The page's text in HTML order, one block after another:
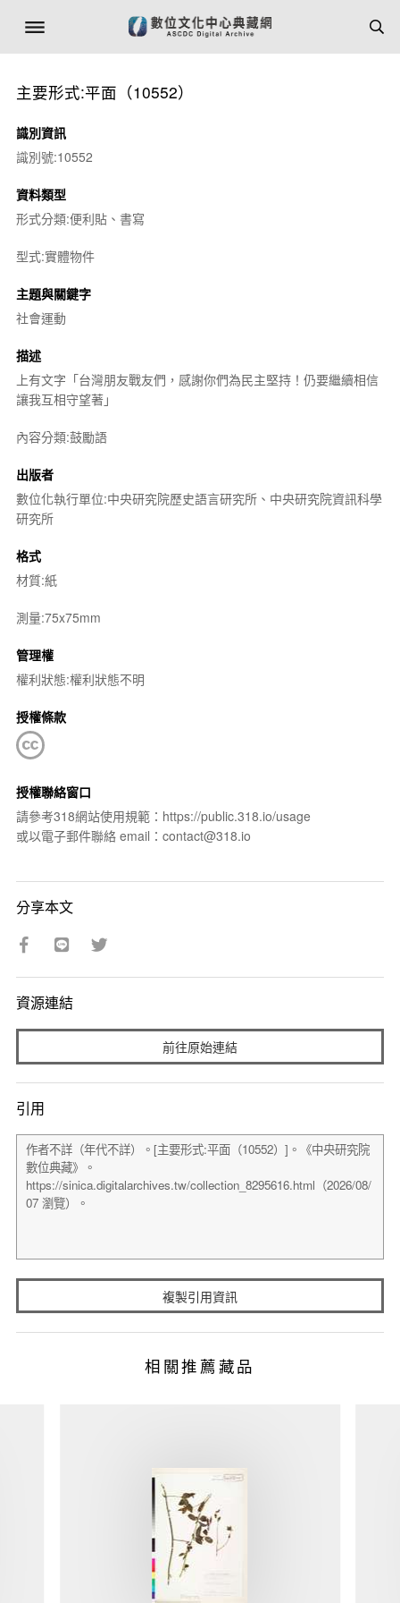
主要形式:平面（10552）
識別資訊
識別號:10552
資料類型
形式分類:便利貼、書寫
型式:實體物件
主題與關鍵字
社會運動
描述
上有文字「台灣朋友戰友們，感謝你們為民主堅持！仍要繼續相信
讓我互相守望著」
內容分類:鼓勵語
出版者
數位化執行單位:中央研究院歷史語言研究所、中央研究院資訊科學
研究所
格式
材質:紙
測量:75x75mm
管理權
權利狀態:權利狀態不明
授權條款
授權聯絡窗口
請參考318網站使用規範：https://public.318.io/usage
或以電子郵件聯絡 email：contact@318.io
分享本文
資源連結
前往原始連結
引用
複製引用資訊
相關推薦藏品